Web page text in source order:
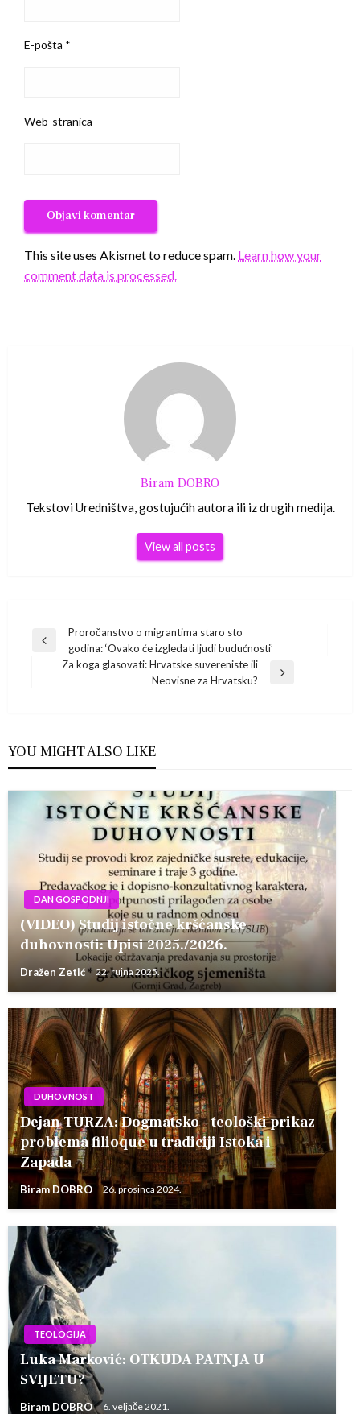
E-pošta *
Web-stranica
This site uses Akismet to reduce spam. Learn how your
comment data is processed.
Biram DOBRO
Tekstovi Uredništva, gostujućih autora ili iz drugih medija.
View all posts
Navigacija
objava
Previous
Proročanstvo o migrantima staro sto
godina: ‘Ovako će izgledati ljudi budućnosti’
Za koga glasovati: Hrvatske suvereniste ili
Neovisne za Hrvatsku?
YOU MIGHT ALSO LIKE
DAN GOSPODNJI
(VIDEO) Studij istočne kršćanske
duhovnosti: Upisi 2025./2026.
Dražen Zetić 22. rujna 2025.
DUHOVNOST
Dejan TURZA: Dogmatsko – teološki prikaz
problema filioque u tradiciji Istoka i
Zapada
Biram DOBRO 26. prosinca 2024.
TEOLOGIJA
Luka Marković: OTKUDA PATNJA U
SVIJETU?
Biram DOBRO 6. veljače 2021.